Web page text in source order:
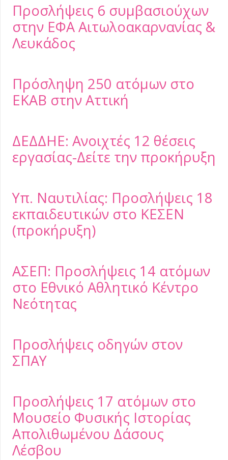
Προσλήψεις 6 συμβασιούχων
στην ΕΦΑ Αιτωλοακαρνανίας &
Λευκάδος
Πρόσληψη 250 ατόμων στο
ΕΚΑΒ στην Αττική
ΔΕΔΔΗΕ: Ανοιχτές 12 θέσεις
εργασίας-Δείτε την προκήρυξη
Υπ. Ναυτιλίας: Προσλήψεις 18
εκπαιδευτικών στο ΚΕΣΕΝ
(προκήρυξη)
ΑΣΕΠ: Προσλήψεις 14 ατόμων
στο Εθνικό Αθλητικό Κέντρο
Νεότητας
Προσλήψεις οδηγών στον
ΣΠΑΥ
Προσλήψεις 17 ατόμων στο
Μουσείο Φυσικής Ιστορίας
Απολιθωμένου Δάσους
Λέσβου